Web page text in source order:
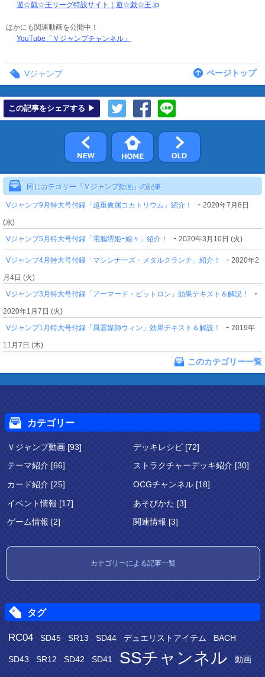
遊☆戯☆王リーグ特設サイト｜遊☆戯☆王.jp
ほかにも関連動画を公開中！
YouTube「Ｖジャンプチャンネル」
Vジャンプ ページトップ
この記事をシェアする ▶
同じカテゴリー『Ｖジャンプ動画』の記事
Vジャンプ9月特大号付録「超重禽属コカトリウム」紹介！ - 2020年7月8日
(水)
Vジャンプ5月特大号付録「電脳堺姫−娘々」紹介！
- 2020年3月10日 (火)
Vジャンプ4月特大号付録「マシンナーズ・メタルクランチ」紹介！ - 2020年2
月4日 (火)
Vジャンプ3月特大号付録「アーマード・ビットロン」効果テキスト＆解説！
-
2020年1月7日 (火)
Vジャンプ1月特大号付録「風霊媒師ウィン」効果テキスト＆解説！
- 2019年
11月7日 (木)
このカテゴリー一覧
カテゴリー
Ｖジャンプ動画 [93]
デッキレシピ [72]
テーマ紹介 [66]
ストラクチャーデッキ紹介 [30]
カード紹介 [25]
OCGチャンネル [18]
イベント情報 [17]
あそびかた [3]
ゲーム情報 [2]
関連情報 [3]
カテゴリーによる記事一覧
タグ
RC04 SD45 SR13 SD44 デュエリストアイテム BACH
SD43 SR12 SD42 SD41 SSチャンネル 動画